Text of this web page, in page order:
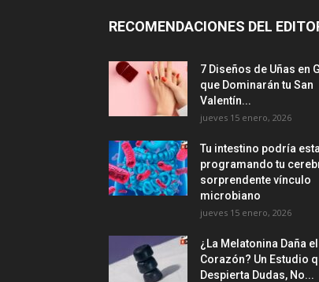
RECOMENDACIONES DEL
7 Diseños de Uñas en
que Dominarán tu San
Valentín...
jueves 15 enero, 2026
Tu intestino podría
programando tu
sorprendente vínculo
microbiano
jueves 15 enero, 2026
¿La Melatonina Daña el
Corazón? Un Estudio
Despierta Dudas, No...